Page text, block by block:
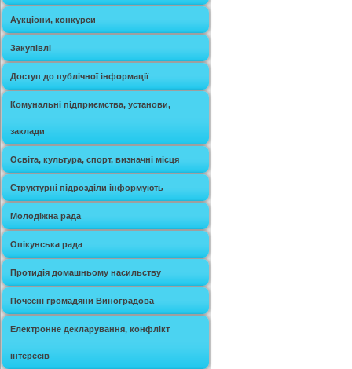
Аукціони, конкурси
Закупівлі
Доступ до публічної інформації
Комунальні підприємства, установи,
заклади
Освіта, культура, спорт, визначні місця
Структурні підрозділи інформують
Молодіжна рада
Опікунська рада
Протидія домашньому насильству
Почесні громадяни Виноградова
Електронне декларування, конфлікт
інтересів